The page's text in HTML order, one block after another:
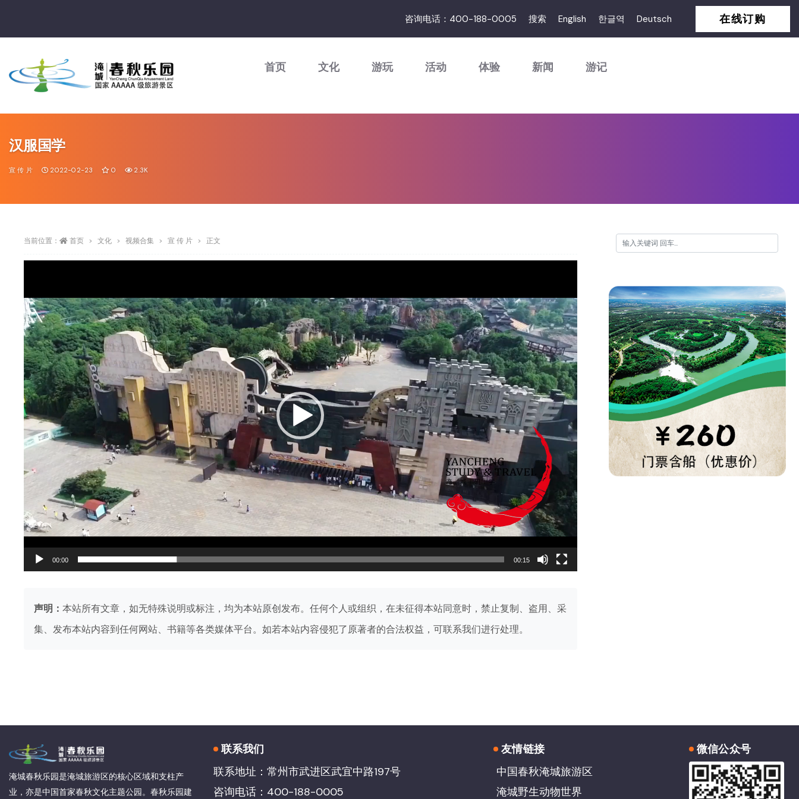
咨询电话：400-188-0005 搜索 English 한글역 Deutsch 在线订购
首页 文化 游玩 活动 体验 新闻 游记
汉服国学
宣 传 片 2022-02-23 0 2.3K
当前位置： 首页 文化 视频合集 宣 传 片 正文
播
放
器
00:00 00:15
声明： 本站所有文章，如无特殊说明或标注，均为本站原创发布。任何个人或组织，在未征得本站同意时，禁止复制、盗用、采
集、发布本站内容到任何网站、书籍等各类媒体平台。如若本站内容侵犯了原著者的合法权益，可联系我们进行处理。
淹城春秋乐园是淹城旅游区的核心区域和支柱产
业，亦是中国首家春秋文化主题公园。春秋乐园建
联系我们
联系地址：常州市武进区武宜中路197号
咨询电话：400-188-0005
友情链接
中国春秋淹城旅游区
淹城野生动物世界
微信公众号